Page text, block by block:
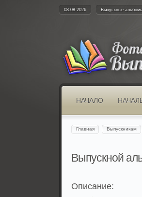
08.08.2026 Выпускные
НАЧАЛО
Главная Выпускникам
Выпускной
Описание: